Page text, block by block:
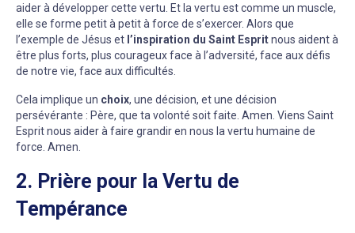
aider à développer cette vertu. Et la vertu est comme un muscle,
elle se forme petit à petit à force de s’exercer. Alors que
l’exemple de Jésus et l’inspiration du Saint Espritnous aident à
être plus forts, plus courageux face à l’adversité, face aux défis
de notre vie, face aux difficultés.
Cela implique un choix, une décision, et une décision
persévérante : Père, que ta volonté soit faite. Amen. Viens Saint
Esprit nous aider à faire grandir en nous la vertu humaine de
force. Amen.
2. Prière pour la Vertu de
Tempérance